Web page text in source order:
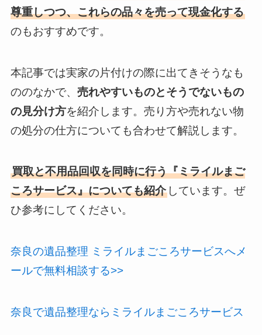
尊重しつつ、これらの品々を売って現金化する
のもおすすめです。
本記事では実家の片付けの際に出てきそうなも
ののなかで、 売れやすいものとそうでないもの
の見分け方を紹介します。売り方や売れない物
の処分の仕方についても合わせて解説します。
買取と不用品回収を同時に行う『ミライルまご
ころサービス』についても紹介しています。ぜ
ひ参考にしてください。
奈良の遺品整理 ミライルまごころサービスへメ
ールで無料相談する>>
奈良で遺品整理ならミライルまごころサービス